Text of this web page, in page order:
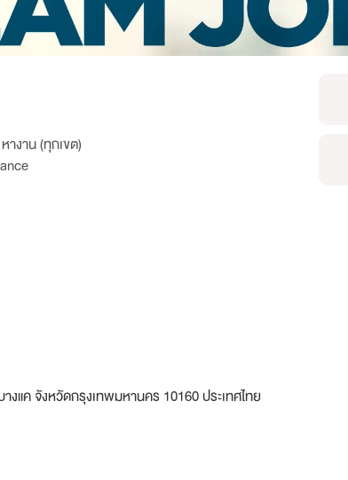
หางาน (ทุกเขต)
งแค จังหวัดกรุงเทพมหานคร 10160 ประเทศไทย